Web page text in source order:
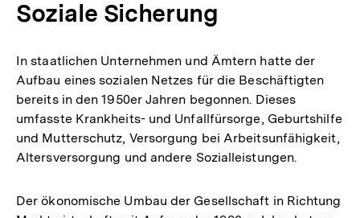
Soziale Sicherung
In staatlichen Unternehmen und Ämtern hatte der
Aufbau eines sozialen Netzes für die Beschäftigten
bereits in den 1950er Jahren begonnen. Dieses
umfasste Krankheits- und Unfallfürsorge, Geburtshilfe
und Mutterschutz, Versorgung bei Arbeitsunfähigkeit,
Altersversorgung und andere Sozialleistungen.
Der ökonomische Umbau der Gesellschaft in Richtung